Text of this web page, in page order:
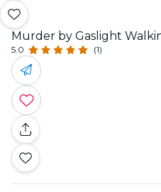
Murder by Gaslight
5.0 (1)